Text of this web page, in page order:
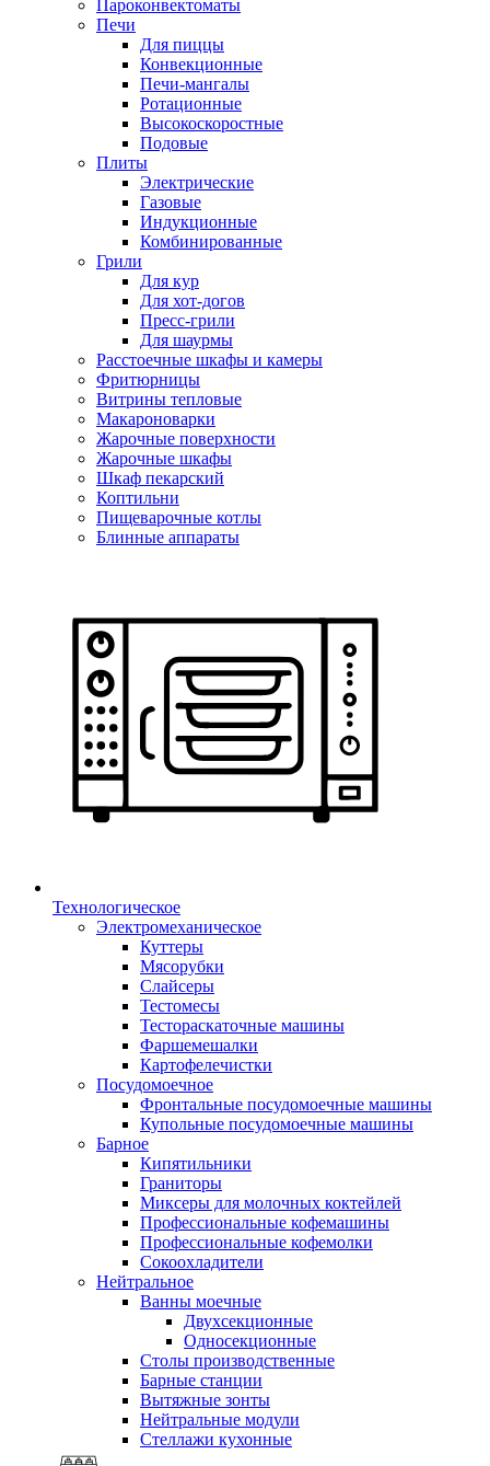
Пароконвектоматы
Печи
Для пиццы
Конвекционные
Печи-мангалы
Ротационные
Высокоскоростные
Подовые
Плиты
Электрические
Газовые
Индукционные
Комбинированные
Грили
Для кур
Для хот-догов
Пресс-грили
Для шаурмы
Расстоечные шкафы и камеры
Фритюрницы
Витрины тепловые
Макароноварки
Жарочные поверхности
Жарочные шкафы
Шкаф пекарский
Коптильни
Пищеварочные котлы
Блинные аппараты
Технологическое
Электромеханическое
Куттеры
Мясорубки
Слайсеры
Тестомесы
Тестораскаточные машины
Фаршемешалки
Картофелечистки
Посудомоечное
Фронтальные посудомоечные машины
Купольные посудомоечные машины
Барное
Кипятильники
Граниторы
Миксеры для молочных коктейлей
Профессиональные кофемашины
Профессиональные кофемолки
Сокоохладители
Нейтральное
Ванны моечные
Двухсекционные
Односекционные
Столы производственные
Барные станции
Вытяжные зонты
Нейтральные модули
Стеллажи кухонные